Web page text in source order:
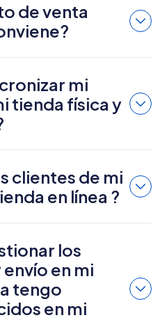
de venta
mi
tienda física y
clientes de mi
en línea ?
los
en mi
tengo
en mi